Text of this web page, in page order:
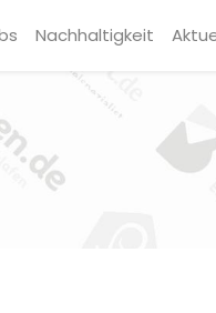
Nachhaltigkeit